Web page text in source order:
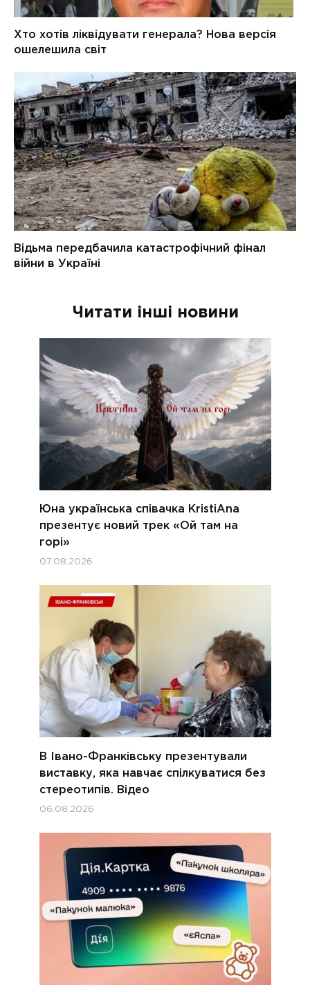
Читати інші новини
Юна українська співачка KristiAna
презентує новий трек «Ой там на
горі»
07.08.2026
В Івано-Франківську презентували
виставку, яка навчає спілкуватися без
стереотипів. Відео
06.08.2026